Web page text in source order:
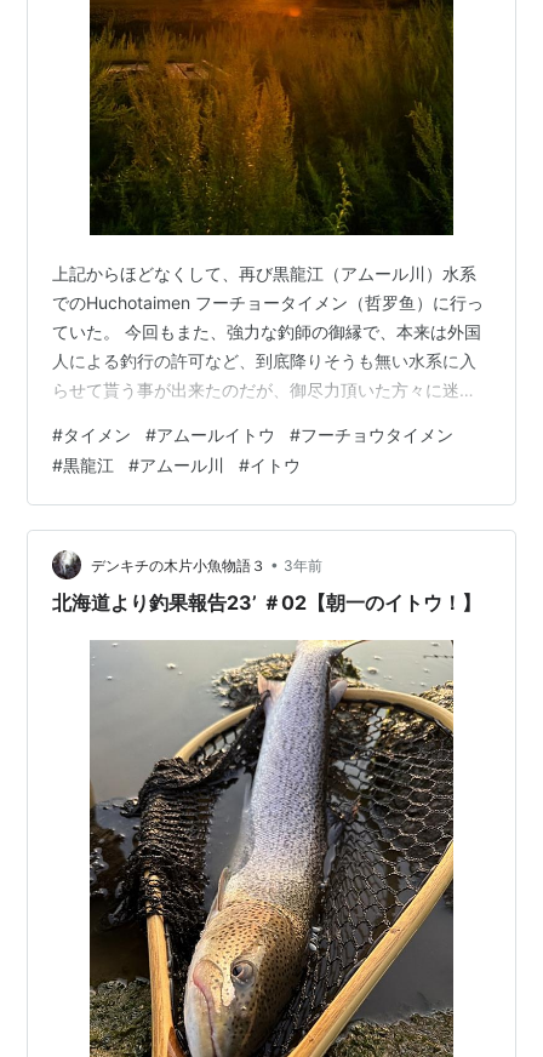
上記からほどなくして、再び黒龍江（アムール川）水系
でのHuchotaimen フーチョータイメン（哲罗鱼）に行っ
ていた。 今回もまた、強力な釣師の御縁で、本来は外国
人による釣行の許可など、到底降りそうも無い水系に入
らせて貰う事が出来たのだが、御尽力頂いた方々に迷惑
地名詳細等は割愛させて頂きます。 今回の目的地の大ま
かな地点は、ロシアのブラゴヴェシチェンスク
Благове́щенскと、黒龍江（アムール川）を挟んで500
メートル程の距離で向かい合う黒竜江省黒河市の南東部
に在る、某ダムへと流れ込む水系。 Image©️2023
TerraMetri…
#タイメン #アムールイトウ #フーチョウタイメン
#黒龍江 #アムール川 #イトウ
デンキチの木片小魚物語３ • 3年前
北海道より釣果報告23’ ＃02【朝一のイトウ！】